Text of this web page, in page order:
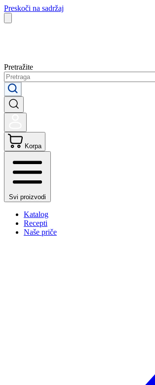
Preskoči na sadržaj
Pretražite
Korpa
Svi proizvodi
Katalog
Recepti
Naše priče